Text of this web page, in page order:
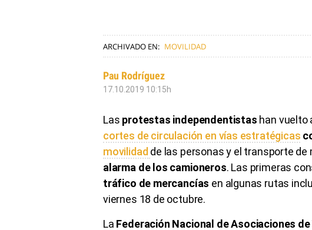
ARCHIVADO EN: MOVILIDAD
Pau Rodríguez
17.10.2019 10:15h
Las protestas independentistas han vuelto
cortes de circulación en vías estratégicas
movilidadde las personas y el transporte de
alarma de los camioneros. Las primeras
tráfico de mercancías en algunas rutas
viernes 18 de octubre.
La Federación Nacional de Asociaciones